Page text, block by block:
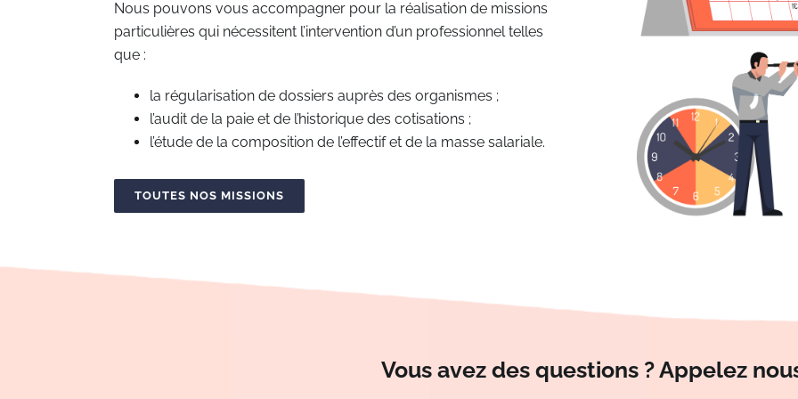
Nous pouvons vous accompagner pour la réalisation de missions
particulières qui nécessitent l’intervention d’un professionnel telles
que :
la régularisation de dossiers auprès des organismes ;
l’audit de la paie et de l’historique des cotisations ;
l’étude de la composition de l’effectif et de la masse salariale.
TOUTES NOS MISSIONS
Vous avez des questions ? Appelez